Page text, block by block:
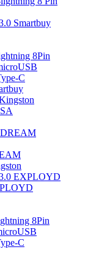
Smartbuy
8Pin
C
DREAM
EXPLOYD
8Pin
C